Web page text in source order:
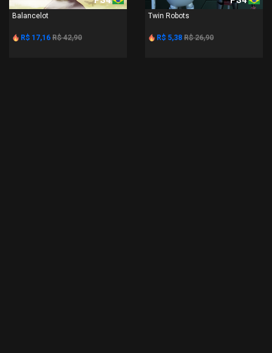
Balancelot
R$ 17,16 R$ 42,90
Twin Robots
R$ 5,38 R$ 26,90